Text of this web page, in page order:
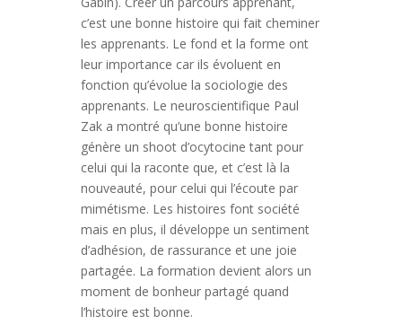
c’est une bonne histoire qui fait cheminer
les apprenants. Le fond et la forme ont
leur importance car ils évoluent en
fonction qu’évolue la sociologie des
apprenants. Le neuroscientifique Paul
Zak a montré qu’une bonne histoire
génère un shoot d’ocytocine tant pour
celui qui la raconte que, et c’est là la
nouveauté, pour celui qui l’écoute par
mimétisme. Les histoires font société
mais en plus, il développe un sentiment
d’adhésion, de rassurance et une joie
partagée. La formation devient alors un
moment de bonheur partagé quand
l’histoire est bonne.